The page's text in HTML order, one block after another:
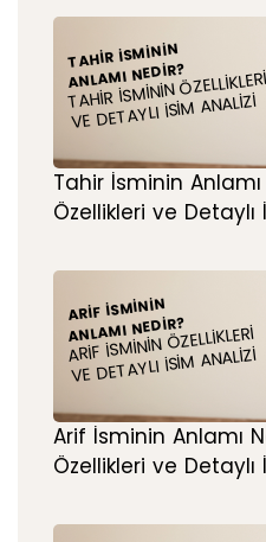
TAHIR İSMININ
ANLAMI NEDIR?
TAHIR İSMININ ÖZELLIKLERI
VE DETAYLI İSIM ANALIZI
Tahir İsminin
Özellikleri ve Detaylı
ARIF İSMININ
ANLAMI NEDIR?
ARIF İSMININ ÖZELLIKLERI
VE DETAYLI İSIM ANALIZI
Arif İsminin Anlamı
Özellikleri ve Detaylı